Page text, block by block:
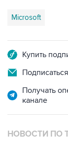
Microsoft
Купить
Получать
канале
НОВОСТИ ПО